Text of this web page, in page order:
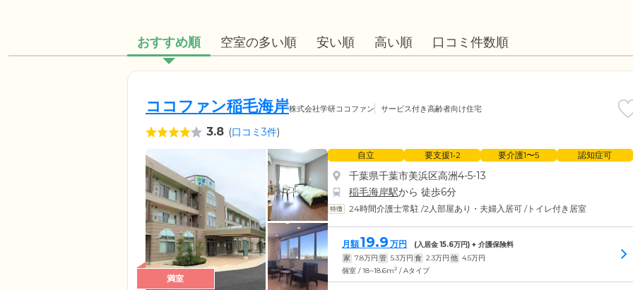
おすすめ順 空室の多い順 安い順 高い順 口コミ件数順
ココファン稲毛海岸株式会社学研ココファン サービス付き高齢者向け住宅
3.8 (口コミ3件)
満室
自立 要支援1•2 要介護1〜5 認知症可
千葉県千葉市美浜区高洲4-5-13
稲毛海岸駅から 徒歩6分
24時間介護士常駐 /2人部屋あり・夫婦入居可 /トイレ付き居室
月額19.9 万円 (入居金15.6万円) + 介護保険料
家 7.8万円 管 5.3万円 食 2.3万円 他 4.5万円
個室 / 18~18.6m2 / Aタイプ